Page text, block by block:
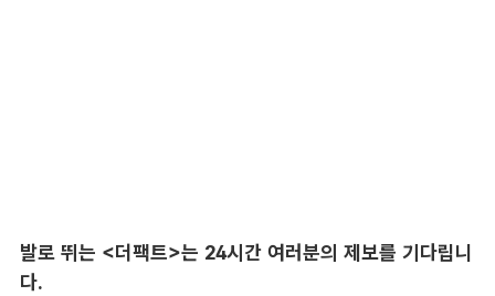
발로 뛰는 <더팩트>는 24시간 여러분의 제보를 기다립니
다.